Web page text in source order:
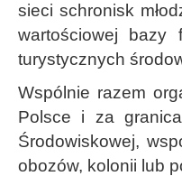
sieci schronisk
wartościowej bazy
turystycznych
Wspólnie razem
Polsce i za
Środowiskowej,
obozów, kolonii lub